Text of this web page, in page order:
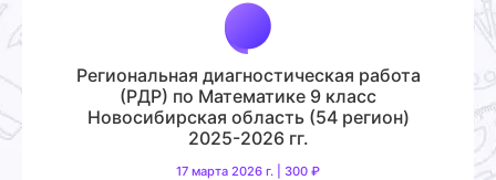
Региональная диагностическая работа
(РДР) по Математике 9 класс
Новосибирская область (54 регион)
2025-2026 гг.
17 марта 2026 г. | 300 ₽